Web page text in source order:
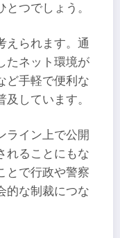
つでしょう。
えられます。通
たネット環境が
ど手軽で便利な
しています。
ライン上で公開
れることにもな
とで行政や警察
的な制裁につな